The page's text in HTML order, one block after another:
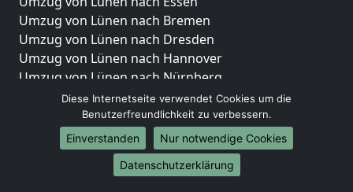
Umzug von Lünen nach Bremen
Umzug von Lünen nach Dresden
Umzug von Lünen nach Hannover
Umzug von Lünen nach Nürnberg
Umzug von Lünen nach Duisburg
Umzug von Lünen nach Bochum
Umzug von Lünen nach Wuppertal
Umzug von Lünen nach Bielefeld
Umzug von Lünen nach Bonn
Diese Internetseite verwendet Cookies um die
Benutzerfreundlichkeit zu verbessern.
Einverstanden
Nur notwendige Cookies
Datenschutzerklärung